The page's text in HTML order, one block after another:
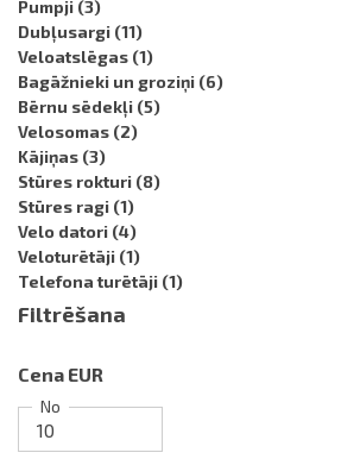
Pumpji (3)
Dubļusargi (11)
Veloatslēgas (1)
Bagāžnieki un groziņi (6)
Bērnu sēdekļi (5)
Velosomas (2)
Kājiņas (3)
Stūres rokturi (8)
Stūres ragi (1)
Velo datori (4)
Veloturētāji (1)
Telefona turētāji (1)
Filtrēšana
Cena EUR
No